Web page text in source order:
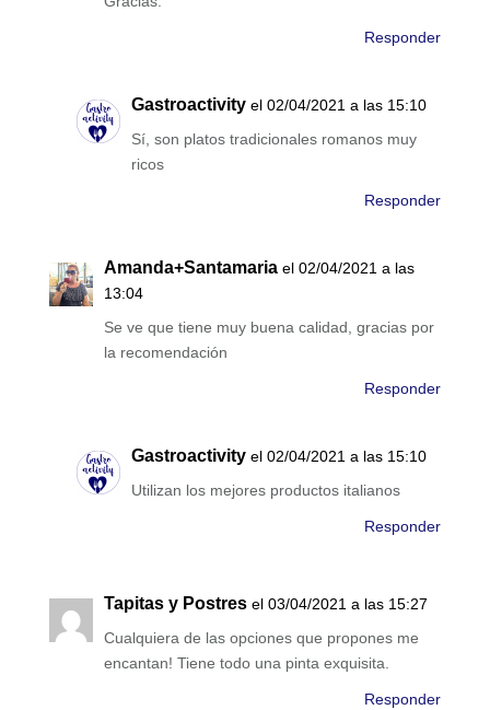
Responder
Gastroactivity el 02/04/2021 a las 15:10
Sí, son platos tradicionales romanos muy
ricos
Responder
Amanda+Santamaria el 02/04/2021 a las
13:04
Se ve que tiene muy buena calidad, gracias por
la recomendación
Responder
Gastroactivity el 02/04/2021 a las 15:10
Utilizan los mejores productos italianos
Responder
Tapitas y Postres el 03/04/2021 a las 15:27
Cualquiera de las opciones que propones me
encantan! Tiene todo una pinta exquisita.
Responder